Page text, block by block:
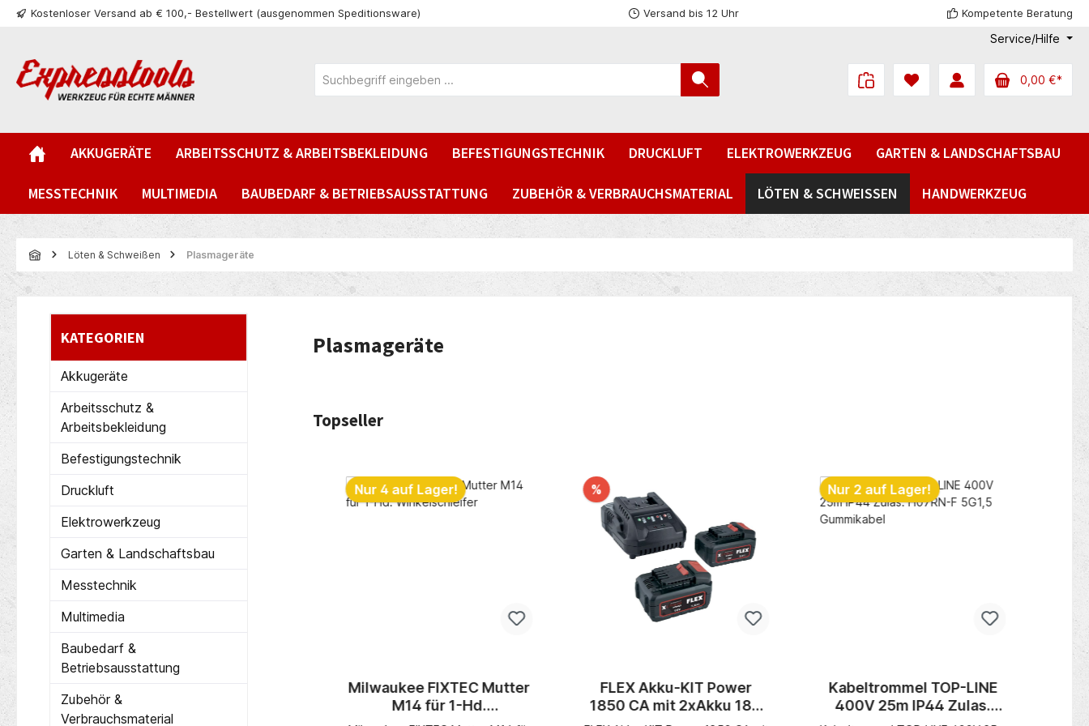
Zur Hauptnavigation springen
Kostenloser Versand ab € 100,- Bestellwert (ausgenommen Speditionsware) Versand bis 12 Uhr Kompetente Beratung
Service/Hilfe
0,00 €*
AKKUGERÄTE ARBEITSSCHUTZ & ARBEITSBEKLEIDUNG BEFESTIGUNGSTECHNIK DRUCKLUFT ELEKTROWERKZEUG GARTEN & LANDSCHAFTSBAU
MESSTECHNIK MULTIMEDIA BAUBEDARF & BETRIEBSAUSSTATTUNG ZUBEHÖR & VERBRAUCHSMATERIAL LÖTEN & SCHWEISSEN HANDWERKZEUG
Löten & Schweißen Plasmageräte
KATEGORIEN
Akkugeräte
Arbeitsschutz &
Arbeitsbekleidung
Befestigungstechnik
Druckluft
Elektrowerkzeug
Garten & Landschaftsbau
Messtechnik
Multimedia
Baubedarf &
Betriebsausstattung
Zubehör &
Verbrauchsmaterial
Plasmageräte
Topseller
QZ
HSS
L.200mm m. Nietscharnier
Nur 4 auf Lager!
Milwaukee FIXTEC Mutter
M14 für 1-Hd.
%
FLEX Akku-KIT Power
1850 CA mit 2xAkku 18V
Nur 2 auf Lager!
Kabeltrommel TOP-LINE
400V 25m IP44 Zulas.